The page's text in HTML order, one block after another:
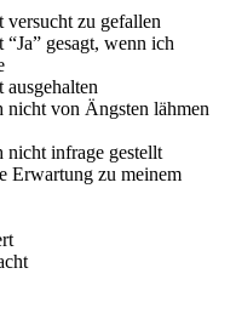
versucht zu gefallen
“Ja” gesagt, wenn ich
ausgehalten
nicht von Ängsten lähmen
nicht infrage gestellt
Erwartung zu meinem